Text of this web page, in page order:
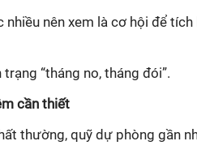
nên xem là cơ hội để tích
“tháng no, tháng đói”.
cần thiết
thường, quỹ dự phòng gần